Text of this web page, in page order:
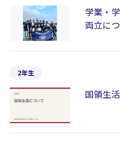
学業・
両立に
2年生
国領生